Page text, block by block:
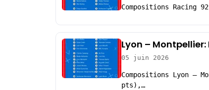
Compositions Racing
Lyon –
05 juin 2026
Compositions Lyon –
pts),…